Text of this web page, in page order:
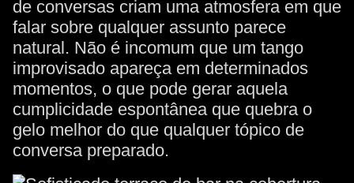
de conversas criam uma atmosfera em que
falar sobre qualquer assunto parece
natural. Não é incomum que um tango
improvisado apareça em determinados
momentos, o que pode gerar aquela
cumplicidade espontânea que quebra o
gelo melhor do que qualquer tópico de
conversa preparado.